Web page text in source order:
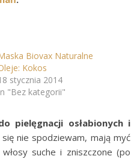
Biovax Naturalne
Kokos
stycznia 2014
"Bez kategorii"
pielęgnacji osłabionych i
nie spodziewam, mają myć
suche i zniszczone (po